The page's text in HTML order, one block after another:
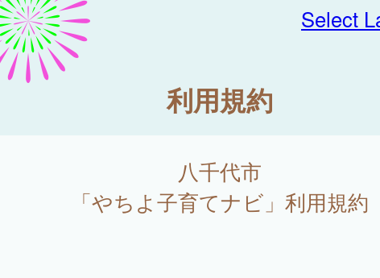
Select
利用規約
八千代市
「やちよ子育てナビ」利用規約